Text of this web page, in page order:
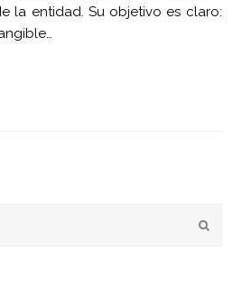
la entidad. Su objetivo es claro: